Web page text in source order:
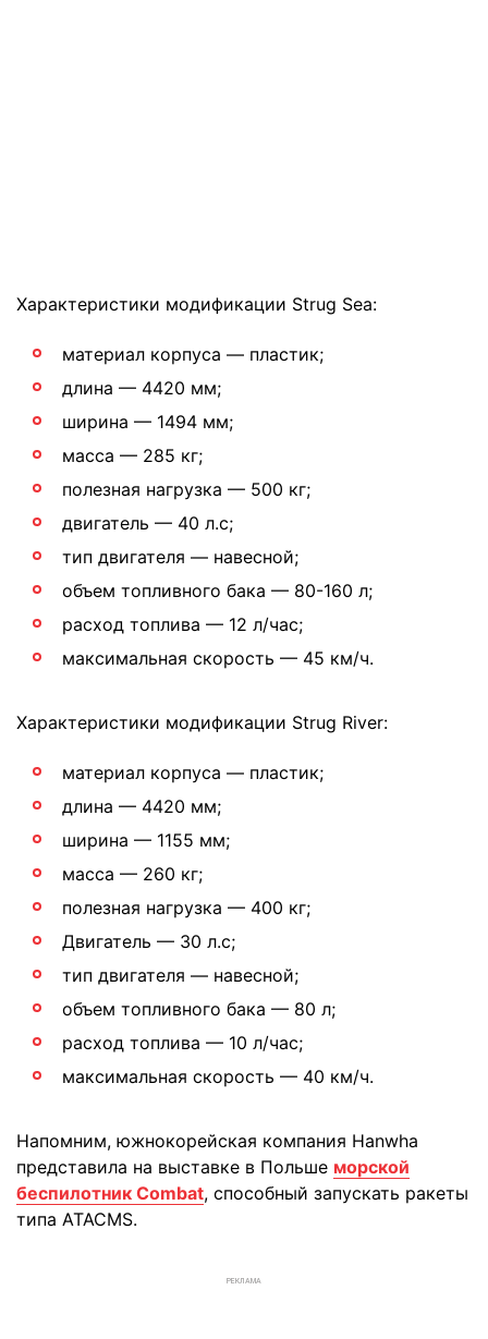
Характеристики модификации Strug Sea:
материал корпуса — пластик;
длина — 4420 мм;
ширина — 1494 мм;
масса — 285 кг;
полезная нагрузка — 500 кг;
двигатель — 40 л.с;
тип двигателя — навесной;
объем топливного бака — 80-160 л;
расход топлива — 12 л/час;
максимальная скорость — 45 км/ч.
Характеристики модификации Strug River:
материал корпуса — пластик;
длина — 4420 мм;
ширина — 1155 мм;
масса — 260 кг;
полезная нагрузка — 400 кг;
Двигатель — 30 л.с;
тип двигателя — навесной;
объем топливного бака — 80 л;
расход топлива — 10 л/час;
максимальная скорость — 40 км/ч.
Напомним, южнокорейская компания Hanwha
представила на выставке в Польше морской
беспилотник Combat, способный запускать ракеты
типа ATACMS.
РЕКЛАМА